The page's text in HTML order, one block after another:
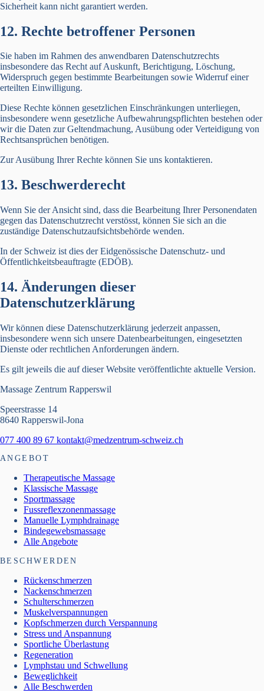
Sicherheit kann nicht garantiert werden.
12. Rechte betroffener Personen
Sie haben im Rahmen des anwendbaren Datenschutzrechts
insbesondere das Recht auf Auskunft, Berichtigung, Löschung,
Widerspruch gegen bestimmte Bearbeitungen sowie Widerruf einer
erteilten Einwilligung.
Diese Rechte können gesetzlichen Einschränkungen unterliegen,
insbesondere wenn gesetzliche Aufbewahrungspflichten bestehen oder
wir die Daten zur Geltendmachung, Ausübung oder Verteidigung von
Rechtsansprüchen benötigen.
Zur Ausübung Ihrer Rechte können Sie uns kontaktieren.
13. Beschwerderecht
Wenn Sie der Ansicht sind, dass die Bearbeitung Ihrer Personendaten
gegen das Datenschutzrecht verstösst, können Sie sich an die
zuständige Datenschutzaufsichtsbehörde wenden.
In der Schweiz ist dies der Eidgenössische Datenschutz- und
Öffentlichkeitsbeauftragte (EDÖB).
14. Änderungen dieser
Datenschutzerklärung
Wir können diese Datenschutzerklärung jederzeit anpassen,
insbesondere wenn sich unsere Datenbearbeitungen, eingesetzten
Dienste oder rechtlichen Anforderungen ändern.
Es gilt jeweils die auf dieser Website veröffentlichte aktuelle Version.
Massage Zentrum Rapperswil
Speerstrasse 14
8640 Rapperswil-Jona
077 400 89 67 kontakt@medzentrum-schweiz.ch
ANGEBOT
Therapeutische Massage
Klassische Massage
Sportmassage
Fussreflexzonenmassage
Manuelle Lymphdrainage
Bindegewebsmassage
Alle Angebote
BESCHWERDEN
Rückenschmerzen
Nackenschmerzen
Schulterschmerzen
Muskelverspannungen
Kopfschmerzen durch Verspannung
Stress und Anspannung
Sportliche Überlastung
Regeneration
Lymphstau und Schwellung
Beweglichkeit
Alle Beschwerden